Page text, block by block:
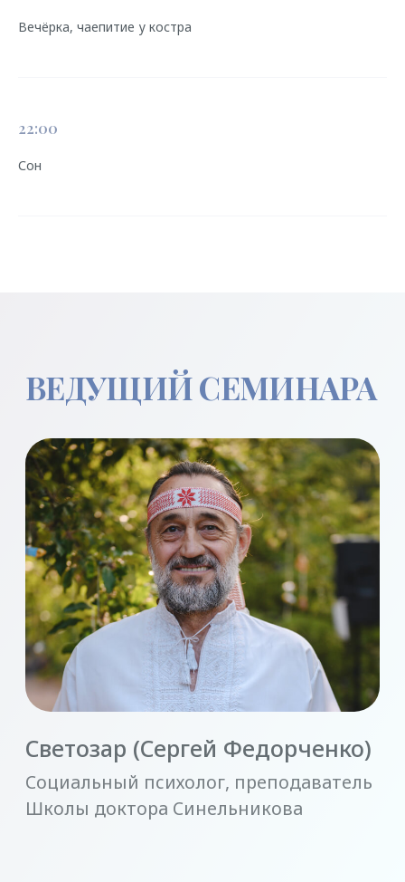
Вечёрка, чаепитие у костра
22:00
Сон
НА СЕМИНАР
БЛАГОТВОРИТЕЛЬНЫЙ
СЕМИНАР
Организационный сбор — 5 000 ₽.
Средства идут на развитие центра
«Светоч».
РЕГИСТРАЦИЯ
БЛАГОТВОРИТЕЛЬ-
НЫЙ ВЗНОС